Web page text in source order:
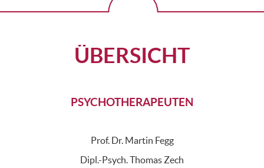
ÜBERSICHT
PSYCHOTHERAPEUTEN
Prof. Dr. Martin Fegg
Dipl.-Psych. Thomas Zech